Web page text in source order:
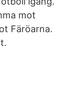
mot
Färöarna.